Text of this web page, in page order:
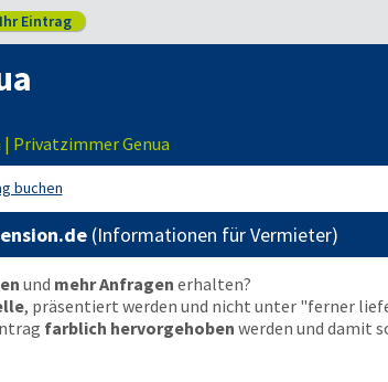
Ihr Eintrag
| Privatzimmer Genua
buchen
(Informationen für Vermieter)
und mehr Anfragen erhalten?
, präsentiert werden und nicht unter "ferner
farblich hervorgehoben werden und damit